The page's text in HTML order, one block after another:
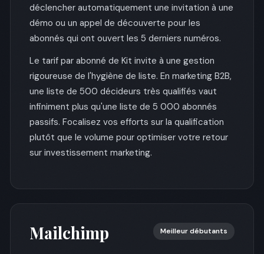
déclencher automatiquement une invitation à une
démo ou un appel de découverte pour les
abonnés qui ont ouvert les 5 derniers numéros.
Le tarif par abonné de Kit invite à une gestion
rigoureuse de l'hygiène de liste. En marketing B2B,
une liste de 500 décideurs très qualifiés vaut
infiniment plus qu'une liste de 5 000 abonnés
passifs. Focalisez vos efforts sur la qualification
plutôt que le volume pour optimiser votre retour
sur investissement marketing.
Mailchimp Meilleur débutants